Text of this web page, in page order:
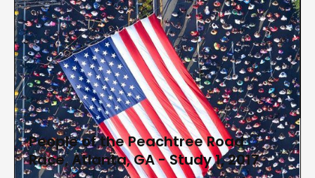
People of the Peachtree Road
Race, Atlanta, GA - Study 1, 2017